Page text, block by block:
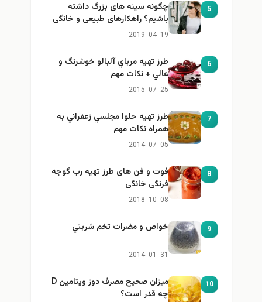
5
چگونه سینه های بزرگ داشته
باشیم؟ راهکارهای طبیعی و خانگی
برای بزرگ کردن سینه
2019-04-19
6
طرز تهيه مرباي آلبالو خوشرنگ و
عالي + نكات مهم
2015-07-25
7
طرز تهيه حلوا مجلسي زعفراني به
همراه نكات مهم
2014-07-05
8
فوت و فن های طرز تهیه رب گوجه
فرنگی خانگی
2018-10-08
9 خواص و مضرات تخم شربتي
2014-01-31
10
میزان صحیح مصرف دوز ویتامین D
چه قدر است؟